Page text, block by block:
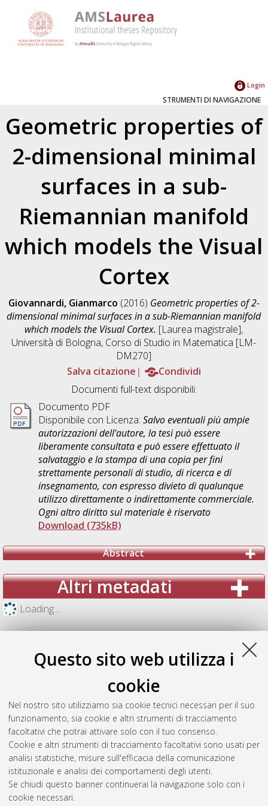
Questo sito web utilizza i
cookie
Nel nostro sito utilizziamo sia cookie tecnici necessari per il suo
funzionamento, sia cookie e altri strumenti di tracciamento
facoltativi che potrai attivare solo con il tuo consenso.
Cookie e altri strumenti di tracciamento facoltativi sono usati per
analisi statistiche, misure sull'efficacia della comunicazione
istituzionale e analisi dei comportamenti degli utenti.
Se chiudi questo banner continuerai la navigazione solo con i
cookie necessari.
Login
STRUMENTI DI NAVIGAZIONE
Geometric properties of
2-dimensional minimal
surfaces in a sub-
Riemannian manifold
which models the Visual
Cortex
Giovannardi, Gianmarco (2016) Geometric properties of 2-
dimensional minimal surfaces in a sub-Riemannian manifold
which models the Visual Cortex. [Laurea magistrale],
Università di Bologna, Corso di Studio in Matematica [LM-
DM270]
Salva citazione
Condividi
Documenti full-text disponibili:
Documento PDF
Disponibile con Licenza: Salvo eventuali più ampie
autorizzazioni dell'autore, la tesi può essere
liberamente consultata e può essere effettuato il
salvataggio e la stampa di una copia per fini
strettamente personali di studio, di ricerca e di
insegnamento, con espresso divieto di qualunque
utilizzo direttamente o indirettamente commerciale.
Ogni altro diritto sul materiale è riservato
Download (735kB)
Abstract
Altri metadati
Loading...
Gestione del documento: